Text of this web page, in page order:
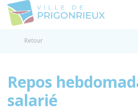
Retour
Repos
salarié